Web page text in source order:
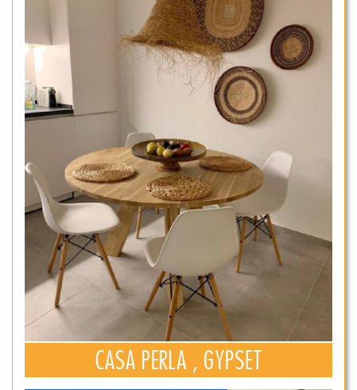
CASA PERLA , GYPSET